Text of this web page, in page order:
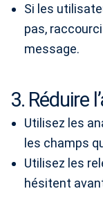
Si les
pas,
message.
3. Réduire
Utilisez les
les champs
Utilisez les
hésitent